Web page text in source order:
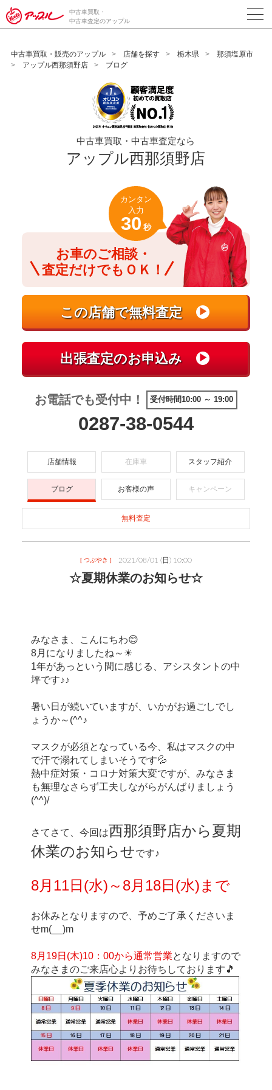
/*ABテスト_新規査定フォームの為のCVボタン*/
中古車買取・
中古車査定のアップル
中古車買取・販売のアップル 店舗を探す 栃木県
那須塩原市
アップル西那須野店
ブログ
中古車買取・中古車査定なら
アップル西那須野店
お車のご相談・
査定だけでもＯＫ！
カンタン
入力
30 秒
お電話でも受付中！ 受付時間10:00 ～ 19:00
0287-38-0544
店舗情報 在庫車 スタッフ紹介
ブログ お客様の声 キャンペーン
無料査定
[ つぶやき ] 2021/08/01 (日) 10:00
☆夏期休業のお知らせ☆
みなさま、こんにちわ😊
8月になりましたね～☀
1年があっという間に感じる、アシスタントの中
坪です♪♪
暑い日が続いていますが、いかがお過ごしでし
ょうか～(^^♪
マスクが必須となっている今、私はマスクの中
で汗で溺れてしまいそうです💦
熱中症対策・コロナ対策大変ですが、みなさま
も無理なさらず工夫しながらがんばりましょう
(^^)/
さてさて、今回は西那須野店から夏期
休業のお知らせです♪
8月11日(水)～8月18日(水)まで
お休みとなりますので、予めご了承くださいま
せm(__)m
8月19日(木)10：00から通常営業となりますので
みなさまのご来店心よりお待ちしております🎵